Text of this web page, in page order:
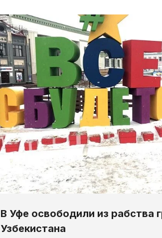
В Уфе освободили из рабства
Узбекистана